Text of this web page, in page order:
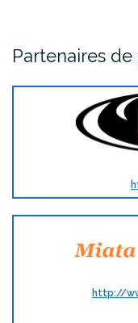
Partenaires
http://